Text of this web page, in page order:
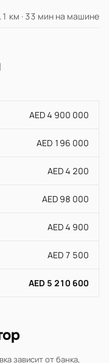
км · 33 мин на машине
AED 4 900 000
AED 196 000
AED 4 200
AED 98 000
AED 4 900
AED 7 500
AED 5 210 600
зависит от банка,